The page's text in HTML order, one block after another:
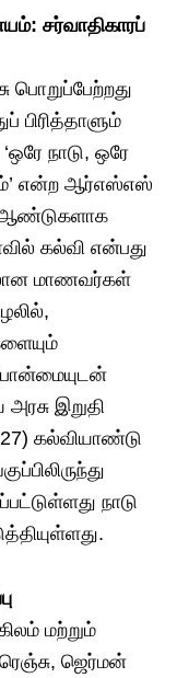
சர்வாதிகாரப்
பிரித்தாளும்
நாடு, ஒரே
என்ற ஆர்எஸ்எஸ்
கல்வி என்பது
மாணவர்கள்
இறுதி
கல்வியாண்டு
நாடு
மற்றும்
ஜெர்மன்